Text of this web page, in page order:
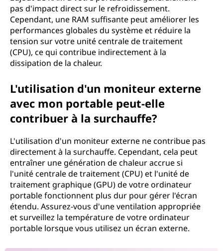
pas d'impact direct sur le refroidissement.
Cependant, une RAM suffisante peut améliorer les
performances globales du système et réduire la
tension sur votre unité centrale de traitement
(CPU), ce qui contribue indirectement à la
dissipation de la chaleur.
L'utilisation d'un moniteur externe
avec mon portable peut-elle
contribuer à la surchauffe?
L'utilisation d'un moniteur externe ne contribue pas
directement à la surchauffe. Cependant, cela peut
entraîner une génération de chaleur accrue si
l'unité centrale de traitement (CPU) et l'unité de
traitement graphique (GPU) de votre ordinateur
portable fonctionnent plus dur pour gérer l'écran
étendu. Assurez-vous d'une ventilation appropriée
et surveillez la température de votre ordinateur
portable lorsque vous utilisez un écran externe.